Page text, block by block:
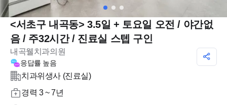
<서초구 내곡동> 3.5일 + 토요일 오전 / 야간없
음 / 주32시간 / 진료실 스텝 구인
내곡웰치과의원
응답률 높음
치과위생사 (진료실)
경력 3 ~ 7년